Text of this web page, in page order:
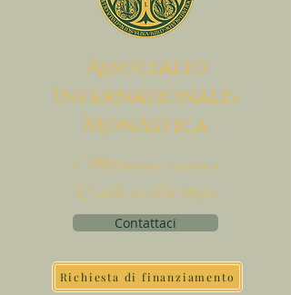
Associatio
Internationalis
MonAstica
Mettiamo insieme
Cielo sulla terra
Contattaci
Richiesta di finanziamento